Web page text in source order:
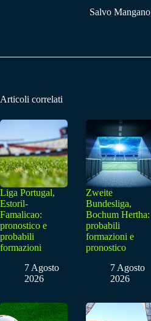
Salvo Mangano
Articoli correlati
Liga Portugal,
Estoril-
Famalicao:
pronostico e
probabili
formazioni
7 Agosto
2026
Zweite
Bundesliga,
Bochum Hertha:
probabili
formazioni e
pronostico
7 Agosto
2026